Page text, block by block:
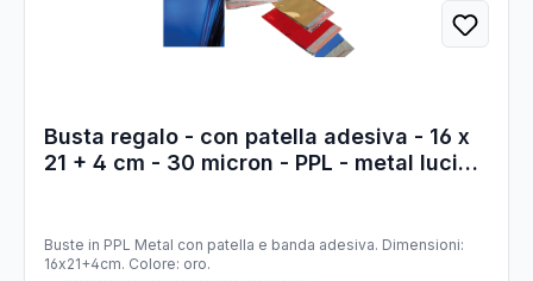
Busta regalo - con patella adesiva - 16 x
21 + 4 cm - 30 micron - PPL - metal lucido
Buste in PPL Metal con patella e banda adesiva. Dimensioni:
16x21+4cm. Colore: oro.